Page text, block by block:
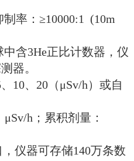
可将数据上传
声、光报警功
塞报警、探测
示。
辐射剂量管